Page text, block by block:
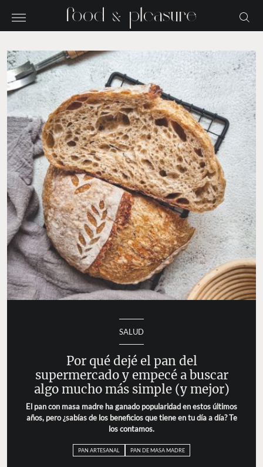
SALUD
Por qué dejé el pan del
supermercado y empecé a buscar
algo mucho más simple (y mejor)
El pan con masa madre ha ganado popularidad en estos últimos
años, pero ¿sabías de los beneficios que tiene en tu día a día? Te
los contamos.
PAN ARTESANAL PAN DE MASA MADRE